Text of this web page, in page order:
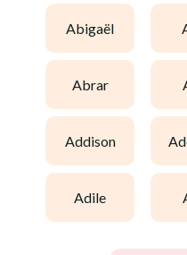
abigaël
abrar
addison
adile